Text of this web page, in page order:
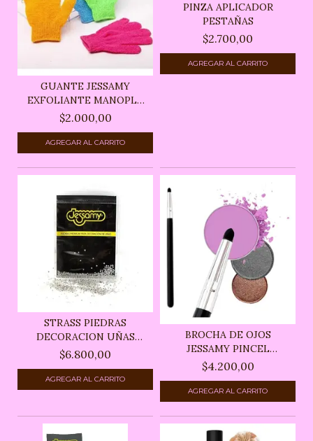
GUANTE JESSAMY
EXFOLIANTE MANOPLA
CUERPO...
$2.000,00
PINZA APLICADOR
PESTAÑAS
$2.700,00
STRASS PIEDRAS
DECORACION UÑAS
JESSAMY
$6.800,00
BROCHA DE OJOS
JESSAMY PINCEL
ESFUMINO S...
$4.200,00